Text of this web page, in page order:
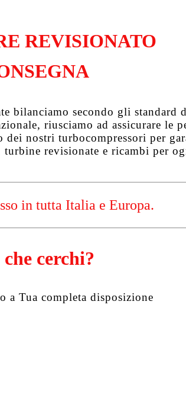
REVISIONATO
bilanciamo secondo gli
riusciamo ad assicurare le
dei nostri turbocompressori per
revisionate e ricambi per
in tutta Italia e Europa.
cerchi?
a Tua completa disposizione